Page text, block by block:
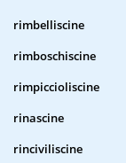
rimbelliscine
rimboschiscine
rimpiccioliscine
rinascine
rinciviliscine